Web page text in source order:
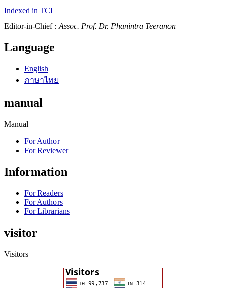
Indexed in TCI
Editor-in-Chief :Assoc. Prof. Dr. Phanintra Teeranon
Language
English
ภาษาไทย
manual
Manual
For Author
For Reviewer
Information
For Readers
For Authors
For Librarians
visitor
Visitors